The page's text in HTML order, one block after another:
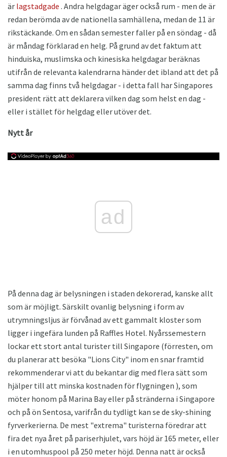
är lagstadgade . Andra helgdagar äger också rum - men de är
redan berömda av de nationella samhällena, medan de 11 är
rikstäckande. Om en sådan semester faller på en söndag - då
är måndag förklarad en helg. På grund av det faktum att
hinduiska, muslimska och kinesiska helgdagar beräknas
utifrån de relevanta kalendrarna händer det ibland att det på
samma dag finns två helgdagar - i detta fall har Singapores
president rätt att deklarera vilken dag som helst en dag -
eller i stället för helgdag eller utöver det.
Nytt år
ad
På denna dag är belysningen i staden dekorerad, kanske allt
som är möjligt. Särskilt ovanlig belysning i form av
utrymningsljus är förvånad av ett gammalt kloster som
ligger i ingefära lunden på Raffles Hotel. Nyårssemestern
lockar ett stort antal turister till Singapore (förresten, om
du planerar att besöka "Lions City" inom en snar framtid
rekommenderar vi att du bekantar dig med flera sätt som
hjälper till att minska kostnaden för flygningen ), som
möter honom på Marina Bay eller på stränderna i Singapore
och på ön Sentosa, varifrån du tydligt kan se de sky-shining
fyrverkerierna. De mest "extrema" turisterna föredrar att
fira det nya året på pariserhjulet, vars höjd är 165 meter, eller
i en utomhuspool på 250 meter höjd. Denna natt är också